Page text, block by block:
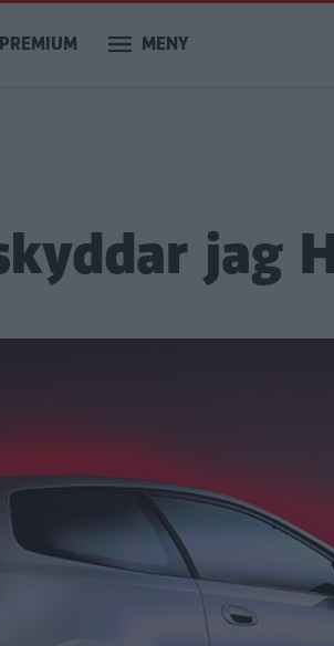
PREMIUM MENY
jag